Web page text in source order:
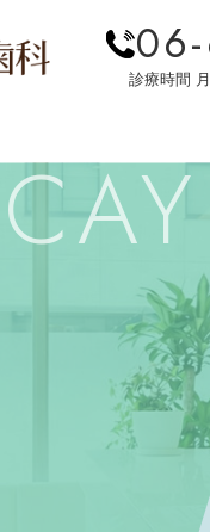
診療時間